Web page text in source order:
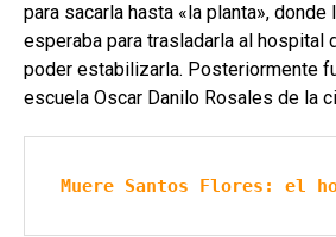
para sacarla hasta «la planta», donde
esperaba para trasladarla al hospital
poder estabilizarla. Posteriormente
escuela Oscar Danilo Rosales de la
Muere Santos Flores: el